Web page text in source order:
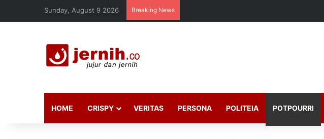
Sunday, August 9 2026 Breaking News
HOME CRISPY VERITAS PERSONA POLITEIA POTPOURRI